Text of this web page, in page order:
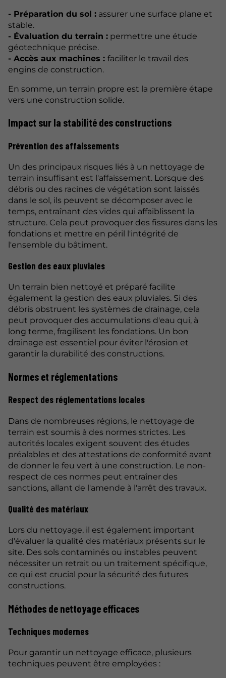
- Préparation du sol : assurer une surface plane et
stable.
- Évaluation du terrain : permettre une étude
géotechnique précise.
- Accès aux machines : faciliter le travail des
engins de construction.
En somme, un terrain propre est la première étape
vers une construction solide.
Impact sur la stabilité des constructions
Prévention des affaissements
Un des principaux risques liés à un nettoyage de
terrain insuffisant est l'affaissement. Lorsque des
débris ou des racines de végétation sont laissés
dans le sol, ils peuvent se décomposer avec le
temps, entraînant des vides qui affaiblissent la
structure. Cela peut provoquer des fissures dans les
fondations et mettre en péril l'intégrité de
l'ensemble du bâtiment.
Gestion des eaux pluviales
Un terrain bien nettoyé et préparé facilite
également la gestion des eaux pluviales. Si des
débris obstruent les systèmes de drainage, cela
peut provoquer des accumulations d'eau qui, à
long terme, fragilisent les fondations. Un bon
drainage est essentiel pour éviter l'érosion et
garantir la durabilité des constructions.
Normes et réglementations
Respect des réglementations locales
Dans de nombreuses régions, le nettoyage de
terrain est soumis à des normes strictes. Les
autorités locales exigent souvent des études
préalables et des attestations de conformité avant
de donner le feu vert à une construction. Le non-
respect de ces normes peut entraîner des
sanctions, allant de l'amende à l'arrêt des travaux.
Qualité des matériaux
Lors du nettoyage, il est également important
d'évaluer la qualité des matériaux présents sur le
site. Des sols contaminés ou instables peuvent
nécessiter un retrait ou un traitement spécifique,
ce qui est crucial pour la sécurité des futures
constructions.
Méthodes de nettoyage efficaces
Techniques modernes
Pour garantir un nettoyage efficace, plusieurs
techniques peuvent être employées :